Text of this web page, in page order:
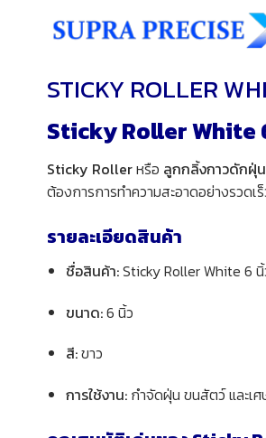
STICKY ROLLER
Sticky Roller White
Sticky Rollerหรือ ลูกกลิ้งกาวดักฝุ่น
ต้องการการทำความสะอาดอย่างรวดเ
รายละเอียดสินค้า
ชื่อสินค้า:Sticky Roller White 6
ขนาด:6 นิ้ว
สี:ขาว
การใช้งาน:กำจัดฝุ่น ขนสัตว์ และเศ